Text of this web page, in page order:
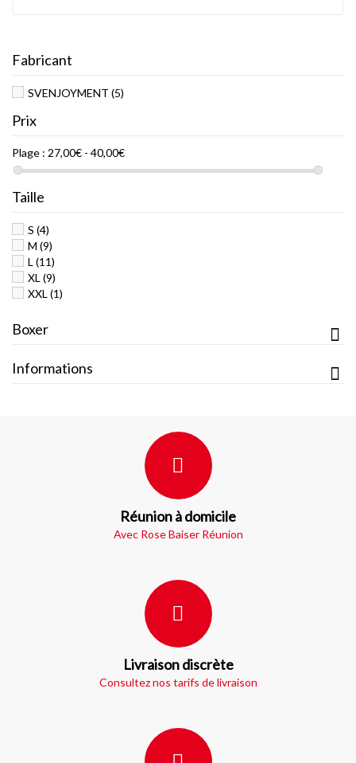
Fabricant
SVENJOYMENT (5)
Prix
Plage : 27,00€ - 40,00€
Taille
S (4)
M (9)
L (11)
XL (9)
XXL (1)
Boxer
Informations
Réunion à domicile
Avec Rose Baiser Réunion
Livraison discrète
Consultez nos tarifs de livraison